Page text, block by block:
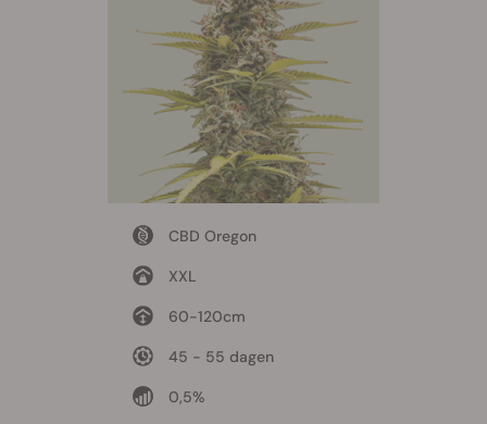
CBD Oregon
XXL
60-120cm
45 - 55 dagen
0,5%